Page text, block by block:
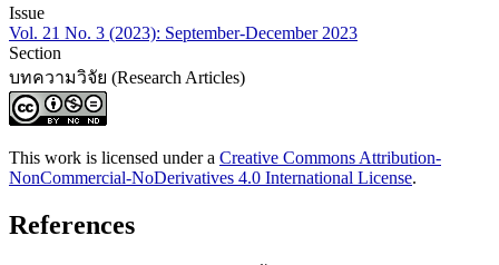
Issue
Vol. 21 No. 3 (2023): September-December 2023
Section
บทความวิจัย (Research Articles)
This work is licensed under a Creative Commons Attribution-
NonCommercial-NoDerivatives 4.0 International License.
References